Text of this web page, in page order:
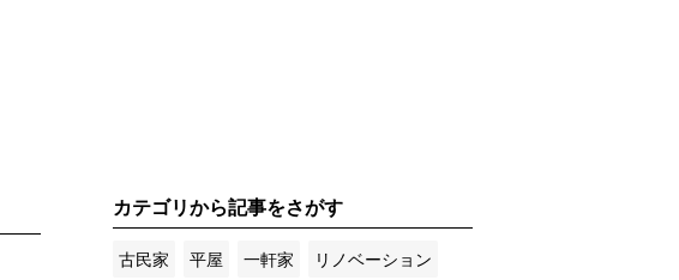
カテゴリから記事をさがす
古民家 平屋 一軒家
リノベーション